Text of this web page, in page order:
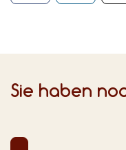
Sie haben